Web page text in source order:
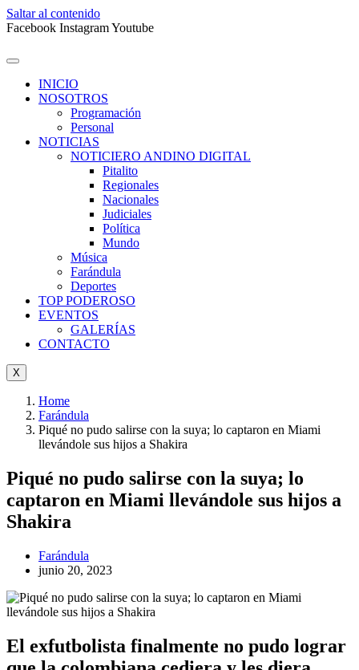
Saltar al contenido
Facebook InstagramYoutube
INICIO
NOSOTROS
Programación
Personal
NOTICIAS
NOTICIERO ANDINO DIGITAL
Pitalito
Regionales
Nacionales
Judiciales
Política
Mundo
Música
Farándula
Deportes
TOP PODEROSO
EVENTOS
GALERÍAS
CONTACTO
X
Home
Farándula
Piqué no pudo salirse con la suya; lo captaron en Miami
llevándole sus hijos a Shakira
Piqué no pudo salirse con la suya; lo
captaron en Miami llevándole sus hijos a
Shakira
Farándula
junio 20, 2023
El exfutbolista finalmente no pudo lograr